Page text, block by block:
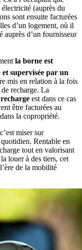
(auprès du
sont ensuite facturées
d’un logement, où il
auprès d’un fournisseur
la borne est
supervisée par un
mis en relation à la fois
recharge. La
est dans ce cas
être facturées au
la copropriété.
miser sur
Rentable en
tout en valorisant
louer à des tiers, cet
de la mobilité